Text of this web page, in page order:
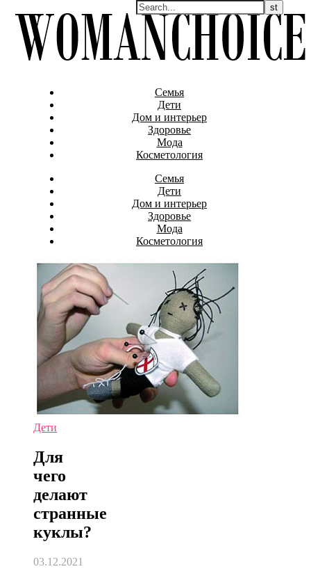
Семья
Дети
Дом и интерьер
Здоровье
Мода
Косметология
Семья
Дети
Дом и интерьер
Здоровье
Мода
Косметология
Дети
Для
чего
делают
странные
куклы?
03.12.2021